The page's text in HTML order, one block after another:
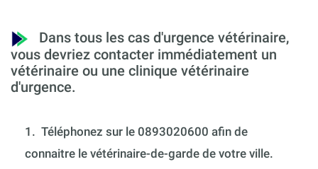
Dans tous les cas d'urgence vétérinaire,
vous devriez contacter immédiatement un
vétérinaire ou une clinique vétérinaire
d'urgence.
1. Téléphonez sur le 0893020600 afin de
connaitre le vétérinaire-de-garde de votre ville.